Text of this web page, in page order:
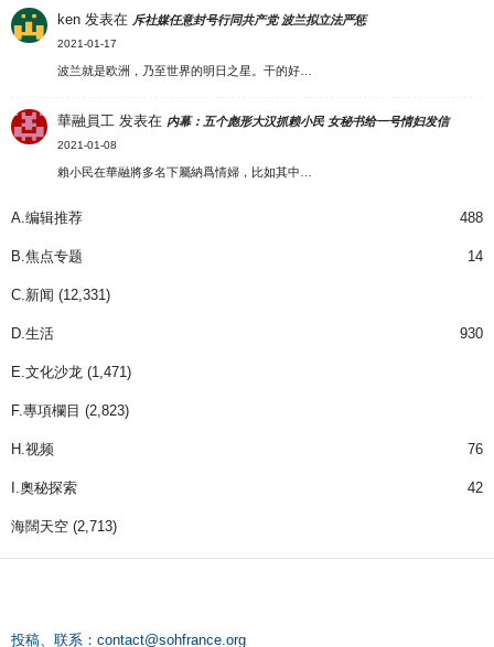
ken 发表在 斥社媒任意封号行同共产党 波兰拟立法严惩
2021-01-17
波兰就是欧洲，乃至世界的明日之星。干的好…
華融員工 发表在 内幕：五个彪形大汉抓赖小民 女秘书给一号情妇发信
2021-01-08
賴小民在華融將多名下屬納爲情婦，比如其中…
A.编辑推荐 488
B.焦点专题 14
C.新闻 (12,331)
D.生活 930
E.文化沙龙 (1,471)
F.專項欄目 (2,823)
H.视频 76
I.奧秘探索 42
海闊天空 (2,713)
投稿、联系： contact@sohfrance.org